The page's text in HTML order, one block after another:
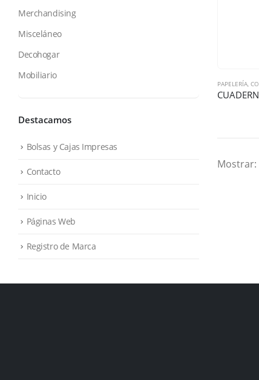
PAPELERÍA,
Mostrar:
Merchandising
Misceláneo
Decohogar
Mobiliario
Destacamos
Bolsas y Cajas Impresas
Contacto
Inicio
Páginas Web
Registro de Marca